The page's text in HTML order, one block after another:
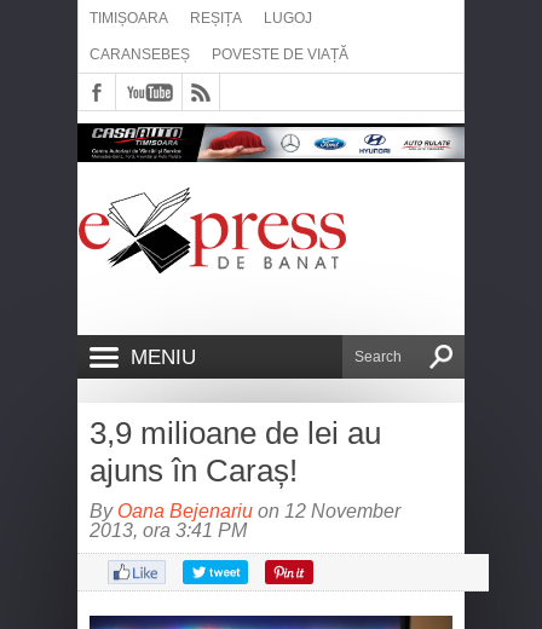
TIMIȘOARA REȘIȚA LUGOJ
CARANSEBEȘ POVESTE DE VIAȚĂ
MENIU
3,9 milioane de lei au
ajuns în Caraș!
By Oana Bejenariu on 12 November
2013, ora 3:41 PM